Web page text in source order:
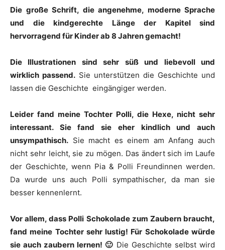
Die große Schrift, die angenehme, moderne Sprache
und die kindgerechte Länge der Kapitel sind
hervorragend für Kinder ab 8 Jahren gemacht!
Die Illustrationen sind sehr süß und liebevoll und
wirklich passend. Sie unterstützen die Geschichte und
lassen die Geschichte eingängiger werden.
Leider fand meine Tochter Polli, die Hexe, nicht sehr
interessant. Sie fand sie eher kindlich und auch
unsympathisch. Sie macht es einem am Anfang auch
nicht sehr leicht, sie zu mögen. Das ändert sich im Laufe
der Geschichte, wenn Pia & Polli Freundinnen werden.
Da wurde uns auch Polli sympathischer, da man sie
besser kennenlernt.
Vor allem, dass Polli Schokolade zum Zaubern braucht,
fand meine Tochter sehr lustig! Für Schokolade würde
sie auch zaubern lernen! 🙂 Die Geschichte selbst wird